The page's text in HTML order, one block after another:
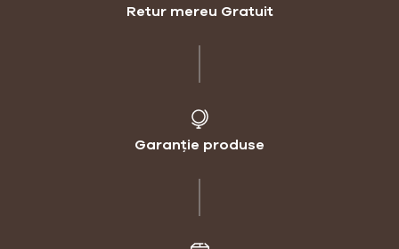
Retur mereu Gratuit
Garanție produse